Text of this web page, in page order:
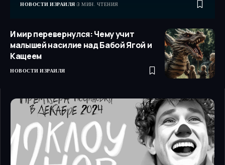
НОВОСТИ ИЗРАИЛЯ 3 МИН. ЧТЕНИЯ
И мир перевернулся: Чему учит
малышей насилие над Бабой Ягой и
Кащеем
НОВОСТИ ИЗРАИЛЯ